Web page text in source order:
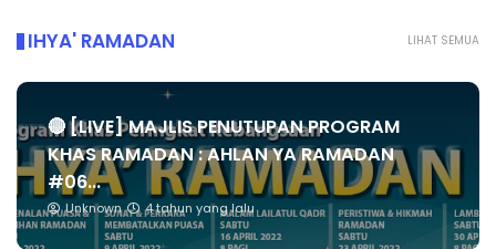
LIHAT SEMUA
IHYA' RAMADAN
🔴 [LIVE] MAJLIS PENUTUPAN PROGRAM
KHAS RAMADAN : AHLAN YA RAMADAN
#06...
Unknown 4 tahun yang lalu